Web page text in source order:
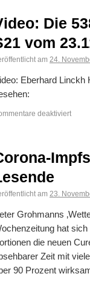
Die
vom
am 24.
Eberhard Linckh
deaktiviert
am 23.
Grohmanns
hat
die neuen
Zeit mit
90 Prozent